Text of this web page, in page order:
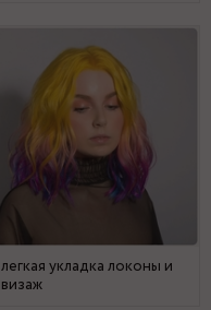
легкая укладка локоны и
визаж